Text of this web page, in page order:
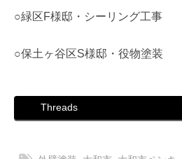
○緑区F様邸・シーリング工事
○保土ヶ谷区S様邸・役物塗装
Threads